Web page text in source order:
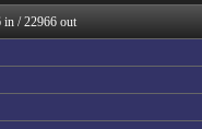
め速報
！
る速報！
め速報
in / 22966 out